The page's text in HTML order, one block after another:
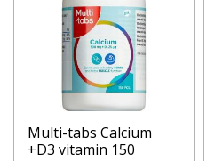
Multi-tabs Calcium
+D3 vitamin 150